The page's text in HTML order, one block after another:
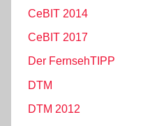
CeBIT 2014
CeBIT 2017
Der FernsehTIPP
DTM
DTM 2012